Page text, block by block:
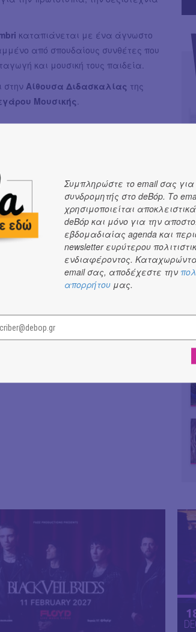
καταπιάνεται με ένα άγνωστο
από σπουδαίους συνθέτες που
και μουσική τους παιδεία.
στην Αίθουσα Διδασκαλίας της
Μουσικής
χρέωση υπηρεσίας5%επί της τιμής
Συμπληρώστε το email σας για
συνδρομητής στο deBόp. Το
χρησιμοποιείται
deBόp και μόνο για την
εβδομαδιαίας agenda και
newsletter ευρύτερου
ενδιαφέροντος.
email σας, αποδέχεστε την
απορρήτου μας.